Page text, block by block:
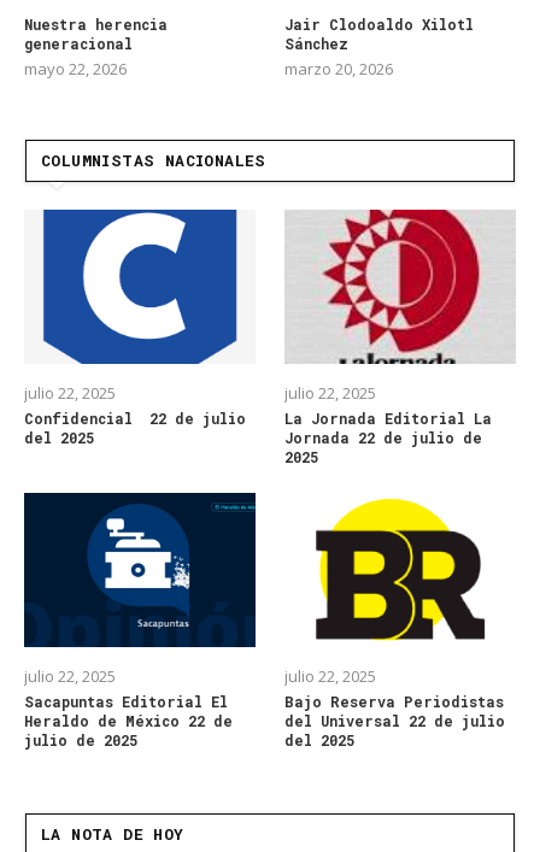
Nuestra herencia
generacional
mayo 22, 2026
Jair Clodoaldo Xilotl
Sánchez
marzo 20, 2026
COLUMNISTAS NACIONALES
julio 22, 2025
Confidencial 22 de julio
del 2025
julio 22, 2025
La Jornada Editorial La
Jornada 22 de julio de
2025
julio 22, 2025
Sacapuntas Editorial El
Heraldo de México 22 de
julio de 2025
julio 22, 2025
Bajo Reserva Periodistas
del Universal 22 de julio
del 2025
LA NOTA DE HOY